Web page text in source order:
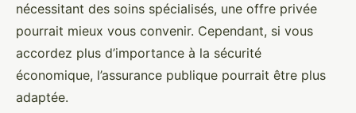
nécessitant des soins spécialisés, une offre privée
pourrait mieux vous convenir. Cependant, si vous
accordez plus d’importance à la sécurité
économique, l’assurance publique pourrait être plus
adaptée.